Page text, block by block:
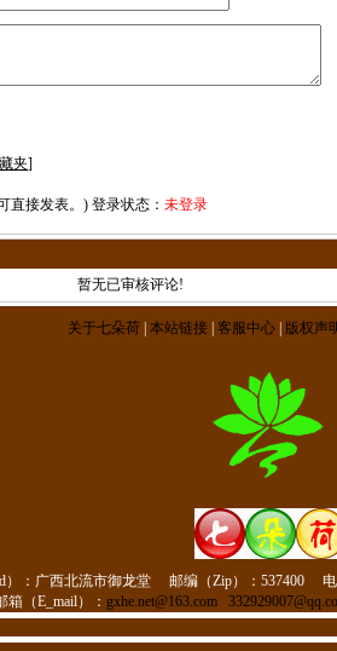
夹]
直接发表。) 登录状态： 未登录
暂无已审核评论!
关于七朵荷 本站链接| 客服中心| 版权声
： 广西北流市御龙堂 邮编（Zip）：537400
箱（E_mail）： gxhe.net@163.com